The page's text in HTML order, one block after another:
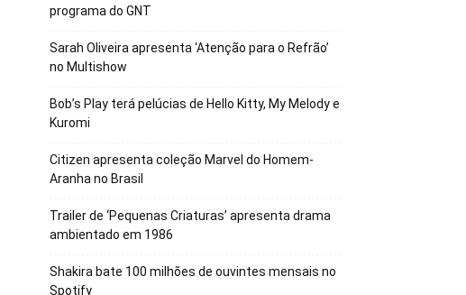
programa do GNT
Sarah Oliveira apresenta ‘Atenção para o Refrão’
no Multishow
Bob’s Play terá pelúcias de Hello Kitty, My Melody e
Kuromi
Citizen apresenta coleção Marvel do Homem-
Aranha no Brasil
Trailer de ‘Pequenas Criaturas’ apresenta drama
ambientado em 1986
Shakira bate 100 milhões de ouvintes mensais no
Spotify